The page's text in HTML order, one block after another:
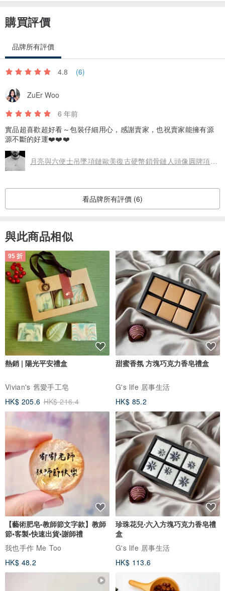
購買評價
品牌所有評價
4.8 (6)
ZuEr Woo
6 年前
實品超喜歡超好看～包裝仔細用心，感謝賣家，也祝賣家能擁有源
源不斷的好運❤️❤️❤️
月亮與六便士吊墜項鏈歐美復古硬幣鎖骨鏈人頭像圓牌項鏈毛衣鏈
看品牌所有評價 (6)
與此商品相似
95 折
熱銷 | 陽光平安禮盒
Vivian's 舊愛手工皂
HK$ 205.6 HK$ 216.4
甜蜜香氛 方塊巧克力香皂禮盒
G's life 居事生活
HK$ 85.2
【藝術肥皂-教師節文字款】教師
節•客製•快速出貨•謝師禮
我也手作 Me Too
HK$ 48.2
珍珠花兒‧六入方塊巧克力香皂禮
盒
G's life 居事生活
HK$ 113.6